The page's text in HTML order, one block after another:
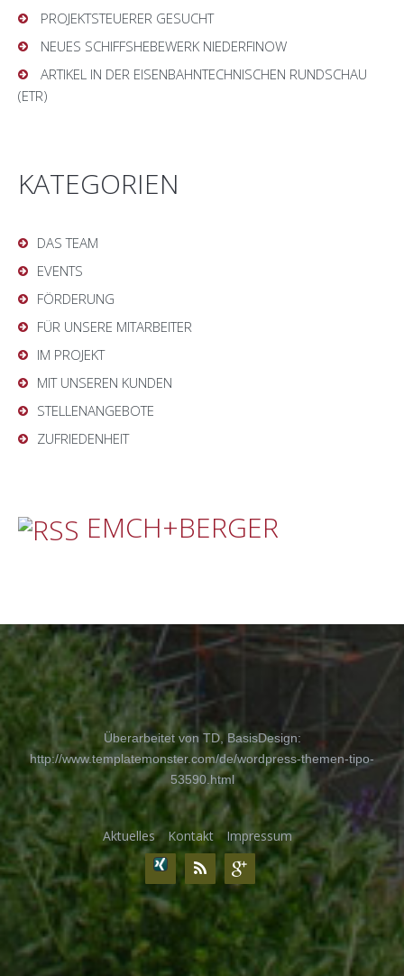
PROJEKTSTEUERER GESUCHT
NEUES SCHIFFSHEBEWERK NIEDERFINOW
ARTIKEL IN DER EISENBAHNTECHNISCHEN RUNDSCHAU
(ETR)
KATEGORIEN
DAS TEAM
EVENTS
FÖRDERUNG
FÜR UNSERE MITARBEITER
IM PROJEKT
MIT UNSEREN KUNDEN
STELLENANGEBOTE
ZUFRIEDENHEIT
EMCH+BERGER
Überarbeitet von TD, BasisDesign:
http://www.templatemonster.com/de/wordpress-themen-tipo-
53590.html
Aktuelles Kontakt Impressum